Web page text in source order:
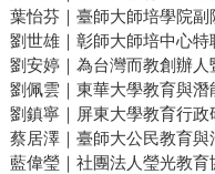
葉怡芬｜臺師大師培學院副
劉世雄｜彰師大師培中心特
劉安婷｜為台灣而教創辦人
劉佩雲｜東華大學教育與
劉鎮寧｜屏東大學教育行
蔡居澤｜臺師大公民教育
藍偉瑩｜社團法人瑩光教育